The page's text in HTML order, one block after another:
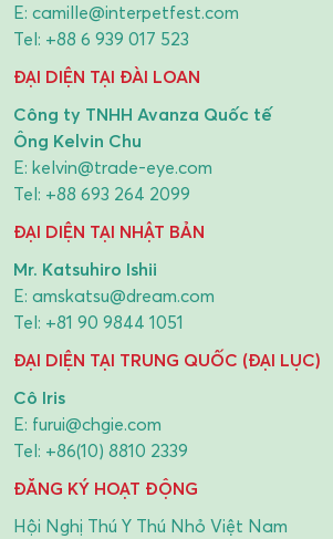
E: camille@interpetfest.com
Tel: +88 6 939 017 523
ĐẠI DIỆN TẠI ĐÀI LOAN
Công ty TNHH Avanza Quốc tế
Ông Kelvin Chu
E: kelvin@trade-eye.com
Tel: +88 693 264 2099
ĐẠI DIỆN TẠI NHẬT BẢN
Mr. Katsuhiro Ishii
E: amskatsu@dream.com
Tel: +81 90 9844 1051
ĐẠI DIỆN TẠI TRUNG QUỐC (ĐẠI LỤC)
Cô Iris
E: furui@chgie.com
Tel: +86(10) 8810 2339
ĐĂNG KÝ HOẠT ĐỘNG
Hội Nghị Thú Y Thú Nhỏ Việt Nam